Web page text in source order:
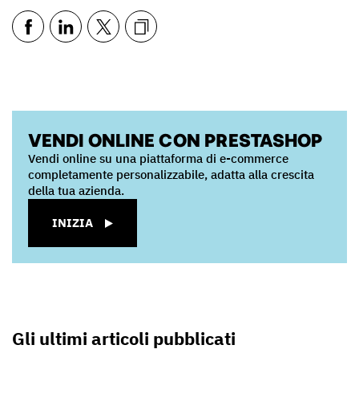
VENDI ONLINE CON PRESTASHOP
Vendi online su una piattaforma di e-commerce
completamente personalizzabile, adatta alla crescita
della tua azienda.
INIZIA
Gli ultimi articoli pubblicati